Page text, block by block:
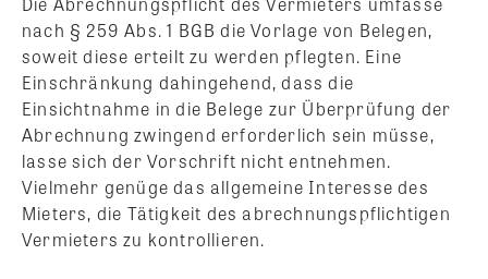
nach § 259 Abs. 1 BGB die Vorlage von Belegen,
soweit diese erteilt zu werden pflegten. Eine
Einschränkung dahingehend, dass die
Einsichtnahme in die Belege zur Überprüfung der
Abrechnung zwingend erforderlich sein müsse,
lasse sich der Vorschrift nicht entnehmen.
Vielmehr genüge das allgemeine Interesse des
Mieters, die Tätigkeit des abrechnungspflichtigen
Vermieters zu kontrollieren.